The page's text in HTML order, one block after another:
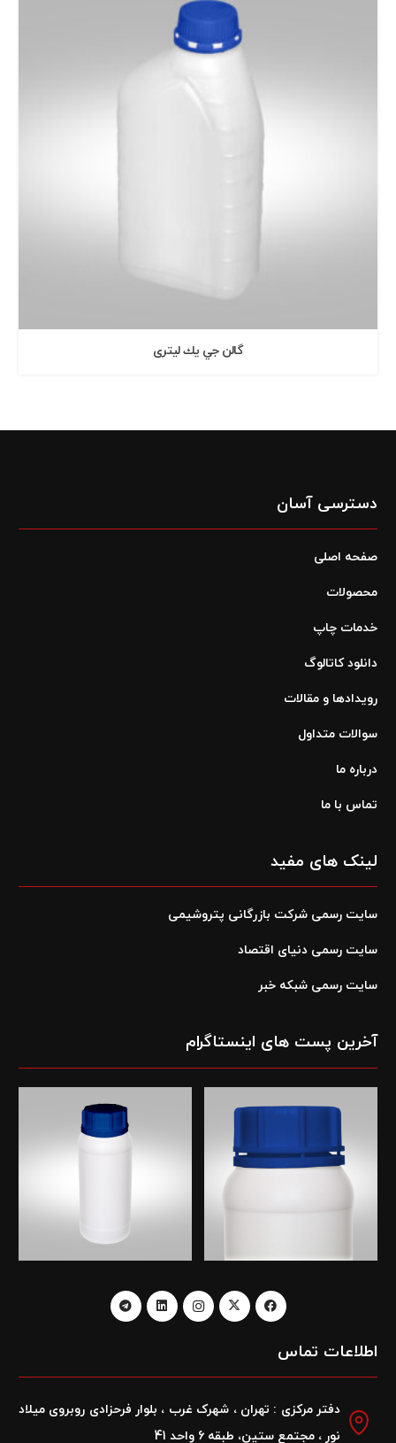
گالن جي يك ليتری
دسترسی آسان
صفحه اصلی
محصولات
خدمات چاپ
دانلود کاتالوگ
رویدادها و مقالات
سوالات متداول
درباره ما
تماس با ما
لینک های مفید
سایت رسمی شرکت بازرگانی پتروشیمی
سایت رسمی دنیای اقتصاد
سایت رسمی شبکه خبر
آخرین پست های اینستاگرام
اطلاعات تماس
دفتر مرکزی : تهران ، شهرک غرب ، بلوار فرحزادی روبروی میلاد
نور ، مجتمع ستین، طبقه 6 واحد 41